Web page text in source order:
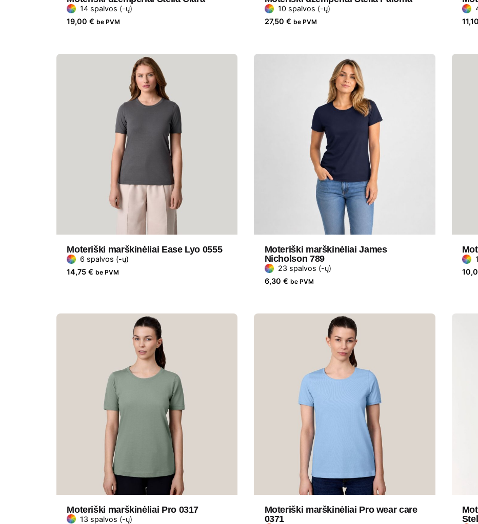
14 spalvos (-ų)
19,00€ be PVM
10 spalvos (-ų)
27,50 € be PVM
11,10
Moteriški marškinėliai Ease Lyo 0555
6 spalvos (-ų)
14,75€ be PVM
Moteriški marškinėliai James
Nicholson 789
23 spalvos (-ų)
6,30 € be PVM
Moteriški marškinėliai Pro 0317
13 spalvos (-ų)
Moteriški marškinėliai Pro wear care
0371